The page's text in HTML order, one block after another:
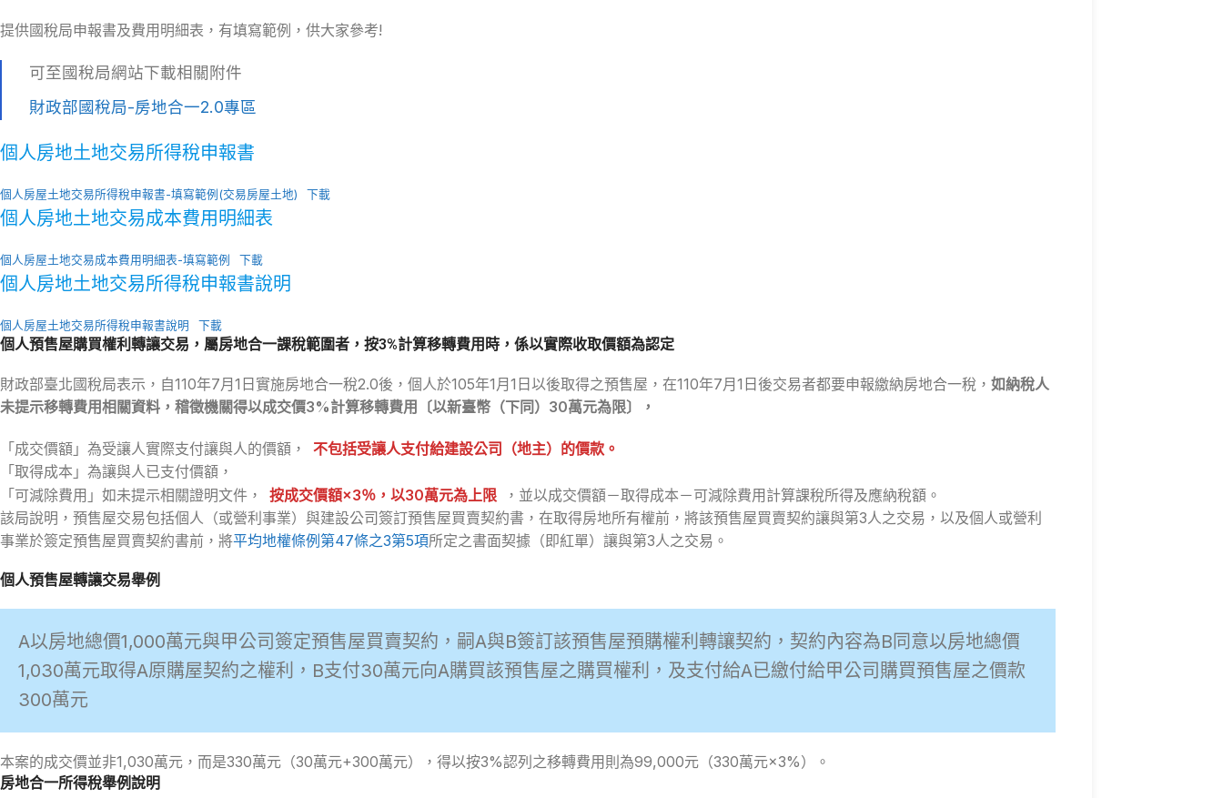
提供國稅局申報書及費用明細表，有填寫範例，供大家參考!
可至國稅局網站下載相關附件
財政部國稅局-房地合一2.0專區
個人房地土地交易所得稅申報書
個人房屋土地交易所得稅申報書-填寫範例(交易房屋土地) 下載
個人房地土地交易成本費用明細表
個人房屋土地交易成本費用明細表-填寫範例 下載
個人房地土地交易所得稅申報書說明
個人房屋土地交易所得稅申報書說明 下載
個人預售屋購買權利轉讓交易，屬房地合一課稅範圍者，按3%計算移轉費用時，係以實際收取價額為認定
財政部臺北國稅局表示，自110年7月1日實施房地合一稅2.0後，個人於105年1月1日以後取得之預售屋，在110年7月1日後交易者都要申報繳納房地合一稅， 如納稅人
未提示移轉費用相關資料，稽徵機關得以成交價3%計算移轉費用〔以新臺幣（下同）30萬元為限〕，
「成交價額」為受讓人實際支付讓與人的價額，
不包括受讓人支付給建設公司（地主）的價款。
「取得成本」為讓與人已支付價額，
「可減除費用」如未提示相關證明文件，
按成交價額×3％，以30萬元為上限
，並以成交價額－取得成本－可減除費用計算課稅所得及應納稅額。
該局說明，預售屋交易包括個人（或營利事業）與建設公司簽訂預售屋買賣契約書，在取得房地所有權前，將該預售屋買賣契約讓與第3人之交易，以及個人或營利
事業於簽定預售屋買賣契約書前，將平均地權條例第47條之3第5項所定之書面契據（即紅單）讓與第3人之交易。
個人預售屋轉讓交易舉例
A以房地總價1,000萬元與甲公司簽定預售屋買賣契約，嗣A與B簽訂該預售屋預購權利轉讓契約，契約內容為B同意以房地總價
1,030萬元取得A原購屋契約之權利，B支付30萬元向A購買該預售屋之購買權利，及支付給A已繳付給甲公司購買預售屋之價款
300萬元
本案的成交價並非1,030萬元，而是330萬元（30萬元+300萬元），得以按3%認列之移轉費用則為99,000元（330萬元×3%）。
房地合一所得稅舉例說明